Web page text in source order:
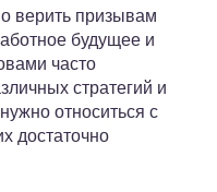
верить призывам
будущее и
часто
стратегий и
относиться с
достаточно